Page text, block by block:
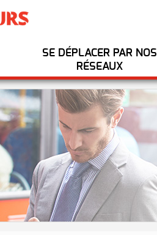
SE DÉPLACER PAR NOS
RÉSEAUX